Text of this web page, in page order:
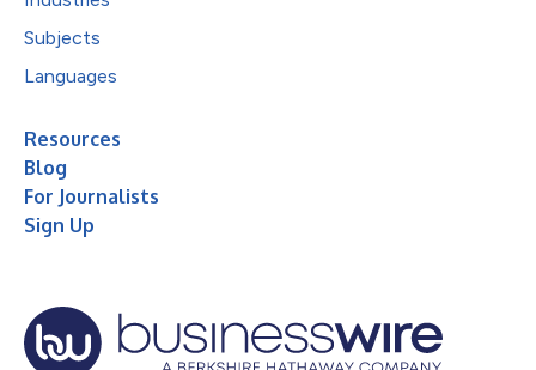
Subjects
Languages
Resources
Blog
For Journalists
Sign Up